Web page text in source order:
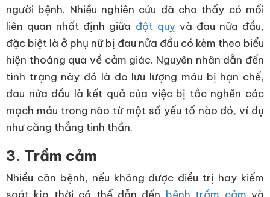
người bệnh. Nhiều nghiên cứu đã cho thấy có mối
liên quan nhất định giữa đột quỵvà đau nửa đầu,
đặc biệt là ở phụ nữ bị đau nửa đầu có kèm theo biểu
hiện thoáng qua về cảm giác. Nguyên nhân dẫn đến
tình trạng này đó là do lưu lượng máu bị hạn chế,
đau nửa đầu là kết quả của việc bị tắc nghẽn các
mạch máu trong não từ một số yếu tố nào đó, ví dụ
như căng thẳng tinh thần.
3. Trầm cảm
Nhiều căn bệnh, nếu không được điều trị hay kiểm